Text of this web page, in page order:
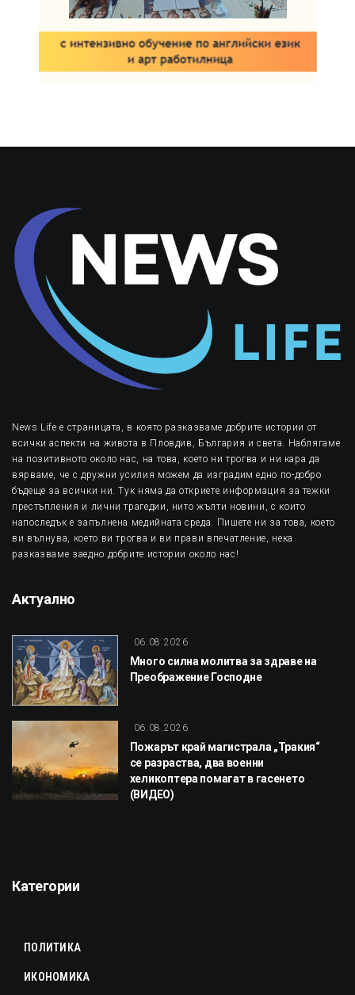
News Life е страницата, в която разказваме добрите истории от
всички аспекти на живота в Пловдив, България и света. Наблягаме
на позитивното около нас, на това, което ни трогва и ни кара да
вярваме, че с дружни усилия можем да изградим едно по-добро
бъдеще за всички ни. Тук няма да откриете информация за тежки
престъпления и лични трагедии, нито жълти новини, с които
напоследък е запълнена медийната среда. Пишете ни за това, което
ви вълнува, което ви трогва и ви прави впечатление, нека
разказваме заедно добрите истории около нас!
Актуално
06.08.2026
Много силна молитва за здраве на
Преображение Господне
06.08.2026
Пожарът край магистрала „Тракия“
се разраства, два военни
хеликоптера помагат в гасенето
(ВИДЕО)
Категории
ПОЛИТИКА
ИКОНОМИКА